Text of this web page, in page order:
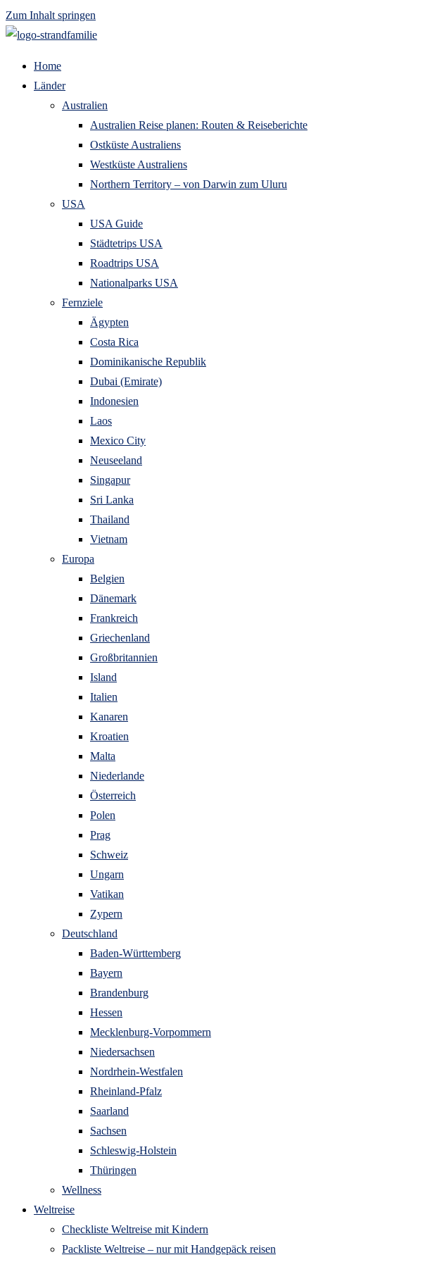
Zum Inhalt springen
Home
Länder
Australien
Australien Reise planen: Routen & Reiseberichte
Ostküste Australiens
Westküste Australiens
Northern Territory – von Darwin zum Uluru
USA
USA Guide
Städtetrips USA
Roadtrips USA
Nationalparks USA
Fernziele
Ägypten
Costa Rica
Dominikanische Republik
Dubai (Emirate)
Indonesien
Laos
Mexico City
Neuseeland
Singapur
Sri Lanka
Thailand
Vietnam
Europa
Belgien
Dänemark
Frankreich
Griechenland
Großbritannien
Island
Italien
Kanaren
Kroatien
Malta
Niederlande
Österreich
Polen
Prag
Schweiz
Ungarn
Vatikan
Zypern
Deutschland
Baden-Württemberg
Bayern
Brandenburg
Hessen
Mecklenburg-Vorpommern
Niedersachsen
Nordrhein-Westfalen
Rheinland-Pfalz
Saarland
Sachsen
Schleswig-Holstein
Thüringen
Wellness
Weltreise
Checkliste Weltreise mit Kindern
Packliste Weltreise – nur mit Handgepäck reisen